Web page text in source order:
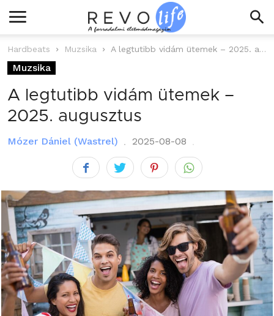
Hardbeats Muzsika A legtutibb vidám ütemek – 2025. augusztus
Muzsika
A legtutibb vidám ütemek –
2025. augusztus
Mózer Dániel (Wastrel) 2025-08-08